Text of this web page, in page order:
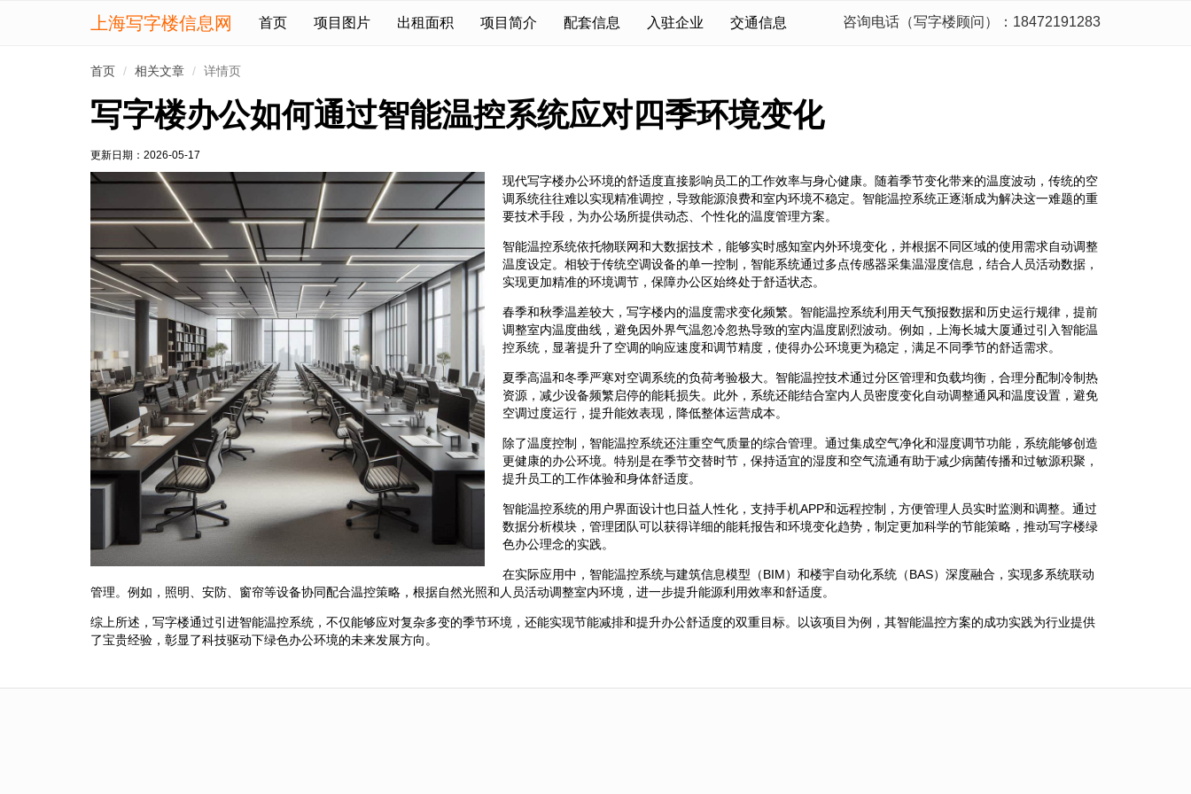
上海写字楼信息网 首页 项目图片 出租面积 项目简介 配套信息 入驻企业 交通信息 咨询电话（写字楼顾问）：18472191283
首页 相关文章 详情页
写字楼办公如何通过智能温控系统应对四季环境变化
更新日期： 2026-05-17
现代写字楼办公环境的舒适度直接影响员工的工作效率与身心健康。随着季节变化带来的温度波动，传统的空
调系统往往难以实现精准调控，导致能源浪费和室内环境不稳定。智能温控系统正逐渐成为解决这一难题的重
要技术手段，为办公场所提供动态、个性化的温度管理方案。
智能温控系统依托物联网和大数据技术，能够实时感知室内外环境变化，并根据不同区域的使用需求自动调整
温度设定。相较于传统空调设备的单一控制，智能系统通过多点传感器采集温湿度信息，结合人员活动数据，
实现更加精准的环境调节，保障办公区始终处于舒适状态。
春季和秋季温差较大，写字楼内的温度需求变化频繁。智能温控系统利用天气预报数据和历史运行规律，提前
调整室内温度曲线，避免因外界气温忽冷忽热导致的室内温度剧烈波动。例如，上海长城大厦通过引入智能温
控系统，显著提升了空调的响应速度和调节精度，使得办公环境更为稳定，满足不同季节的舒适需求。
夏季高温和冬季严寒对空调系统的负荷考验极大。智能温控技术通过分区管理和负载均衡，合理分配制冷制热
资源，减少设备频繁启停的能耗损失。此外，系统还能结合室内人员密度变化自动调整通风和温度设置，避免
空调过度运行，提升能效表现，降低整体运营成本。
除了温度控制，智能温控系统还注重空气质量的综合管理。通过集成空气净化和湿度调节功能，系统能够创造
更健康的办公环境。特别是在季节交替时节，保持适宜的湿度和空气流通有助于减少病菌传播和过敏源积聚，
提升员工的工作体验和身体舒适度。
智能温控系统的用户界面设计也日益人性化，支持手机APP和远程控制，方便管理人员实时监测和调整。通过
数据分析模块，管理团队可以获得详细的能耗报告和环境变化趋势，制定更加科学的节能策略，推动写字楼绿
色办公理念的实践。
在实际应用中，智能温控系统与建筑信息模型（BIM）和楼宇自动化系统（BAS）深度融合，实现多系统联动
管理。例如，照明、安防、窗帘等设备协同配合温控策略，根据自然光照和人员活动调整室内环境，进一步提升能源利用效率和舒适度。
综上所述，写字楼通过引进智能温控系统，不仅能够应对复杂多变的季节环境，还能实现节能减排和提升办公舒适度的双重目标。以该项目为例，其智能温控方案的成功实践为行业提供
了宝贵经验，彰显了科技驱动下绿色办公环境的未来发展方向。